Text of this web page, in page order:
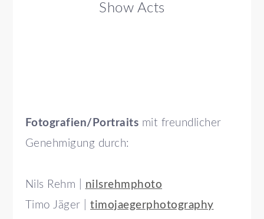
Show Acts
Fotografien/Portraits mit freundlicher
Genehmigung durch:
Nils Rehm | nilsrehmphoto
Timo Jäger |timojaegerphotography